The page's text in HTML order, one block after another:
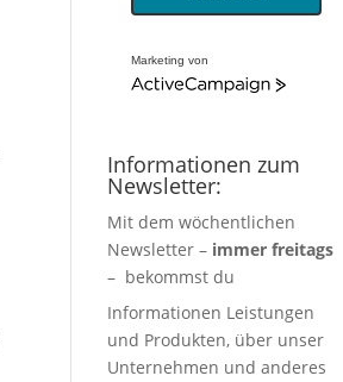
Marketing von
Informationen zum
Newsletter:
Mit dem wöchentlichen
Newsletter – immer freitags
– bekommst du
Informationen Leistungen
und Produkten, über unser
Unternehmen und anderes